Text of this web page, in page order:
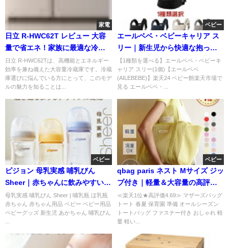
家電
日立 R-HWC62T レビュー 大容
量で省エネ！家族に最適な冷蔵
庫の実力
日立 R-HWC62Tは、高機能とエネルギー
効率を兼ね備えた大容量冷蔵庫です。冷蔵
庫選びに悩んでいる方にとって、このモデ
ルの魅力を知ることは...
ベビー
エールベベ・ベビーキャリア ス
リー｜新生児から快適な抱っこ
紐を徹底解説
【1種類を選べる】エールベベ・ベビーキ
ャリア スリー(1個)【エールベベ
(AILEBEBE)】楽天24 ベビー館楽天市場で
見る エールベベ・...
ベビー
ピジョン 母乳実感 哺乳びん
Sheer｜赤ちゃんに飲みやすい人
気哺乳瓶
母乳実感 哺乳びん Sheer | 哺乳瓶 ほ乳瓶
赤ちゃん 赤ちゃん用品 ベビー ベビー用品
ベビーグッズ 新生児 あかちゃん 哺乳びん
ベビー
qbag paris ネスト Mサイズ ジッ
プ付き｜軽量＆大容量の高評価
マザーズバッグ
≪楽天1位★高評価4.69≫ マザーズバッグ
トート 春夏 保育園 準備 オールシーズン
トートバッグ ファスナー付き おしゃれ 軽
量 軽い...